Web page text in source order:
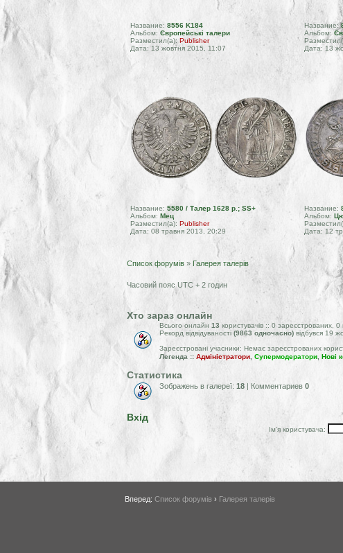
Название: 8556 K184
Альбом: Європейські талери
Разместил(а): Publisher
Дата: 13 жовтня 2015, 11:07
Название:
Альбом:
Дата: 13
Название: 5580 / Талер 1628 р.; SS+
Альбом: Мец
Разместил(а): Publisher
Дата: 08 травня 2013, 20:29
Название:
Альбом:
Дата: 12
Список форумів » Галерея талерів
Часовий пояс UTC + 2 годин
Хто зараз онлайн
Всього онлайн 13 користувачів :: 0 зареєстрованих,
Рекорд відвідуваності (9863 одночасно) відбувся 19
Зареєстровані учасники: Немає зареєстрованих
Легенда :: Адміністратори Супермодератори Нові
Статистика
Зображень в галереї: 18 | Комментариев 0
Вхід
Ім'я користувача:
Вперед: Список форумів › Галерея талерів